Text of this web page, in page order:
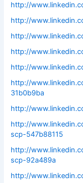
http://
http://
http://
http://
http://
http://
31b0b9ba
http://
http://
scp-547b88115
http://
scp-92a489a
http://